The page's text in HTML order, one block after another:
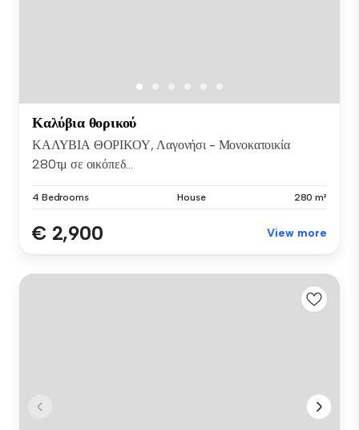
Καλύβια θορικού
ΚΑΛΥΒΙΑ ΘΟΡΙΚΟΥ, Λαγονήσι - Μονοκατοικία
280τμ σε οικόπεδ...
4 Bedrooms House 280 m²
€ 2,900 View more